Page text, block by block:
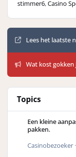
stimmer6 Casino
Mededelingen
Lees het laatste
Wat kost gokken
Topics
Een kleine
pakken.
Casinobezoeker ·